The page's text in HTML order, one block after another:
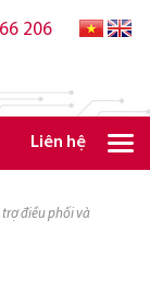
206
Liên hệ